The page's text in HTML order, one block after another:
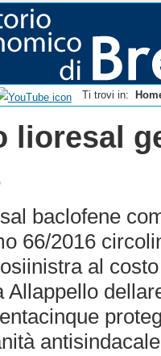
Ti trovi in:
lioresal
baclofene
66/2016
al
Allappello